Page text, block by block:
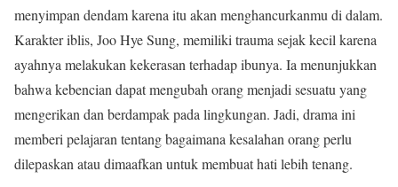
menyimpan dendam karena itu akan menghancurkanmu di dalam.
Karakter iblis, Joo Hye Sung, memiliki trauma sejak kecil karena
ayahnya melakukan kekerasan terhadap ibunya. Ia menunjukkan
bahwa kebencian dapat mengubah orang menjadi sesuatu yang
mengerikan dan berdampak pada lingkungan. Jadi, drama ini
memberi pelajaran tentang bagaimana kesalahan orang perlu
dilepaskan atau dimaafkan untuk membuat hati lebih tenang.